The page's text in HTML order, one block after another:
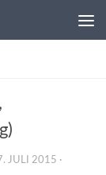
JULI 2015 ·